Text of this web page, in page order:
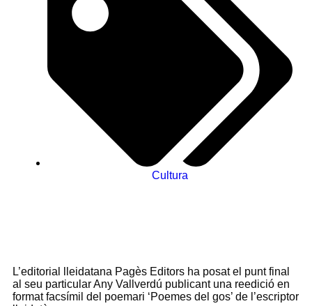
Cultura
L’editorial lleidatana Pagès Editors ha posat el punt final
al seu particular Any Vallverdú publicant una reedició en
format facsímil del poemari ‘Poemes del gos’ de l’escriptor